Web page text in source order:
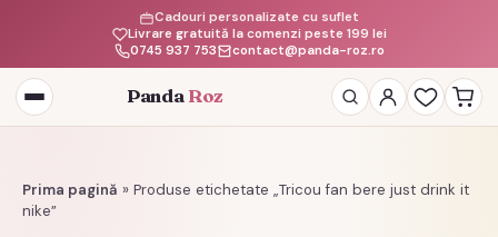
Livrare gratuită la comenzi peste 199 lei
Cadouri personalizate cu suflet
0745 937 753
contact@panda-roz.ro
Deschide
meniul
Panda Roz
Prima pagină » Produse etichetate „Tricou fan bere just drink it
nike”